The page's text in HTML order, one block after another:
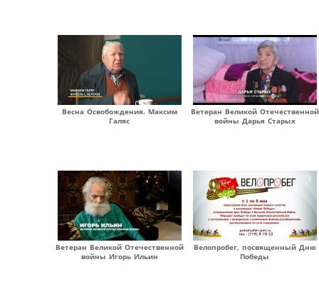
Весна Освобождения. Максим
Галяс
Ветеран Великой Отечественной
войны Дарья Старых
Ветеран Великой Отечественной
войны Игорь Ильин
Велопробег, посвященный Дню
Победы